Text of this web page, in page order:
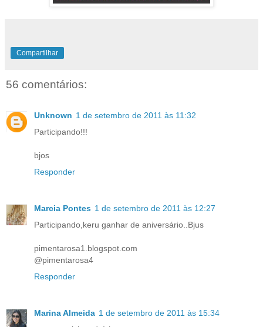
Compartilhar
56 comentários:
Unknown 1 de setembro de 2011 às 11:32
Participando!!!
bjos
Responder
Marcia Pontes 1 de setembro de 2011 às 12:27
Participando,keru ganhar de aniversário..Bjus
pimentarosa1.blogspot.com
@pimentarosa4
Responder
Marina Almeida 1 de setembro de 2011 às 15:34